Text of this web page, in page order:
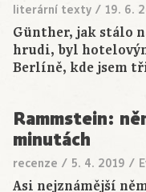
literární texty / 19. 6.
Günther, jak stálo
hrudi, byl
Berlíně, kde jsem
Rammstein:
minutách
recenze / 5. 4. 2019 /
Asi nejznámější